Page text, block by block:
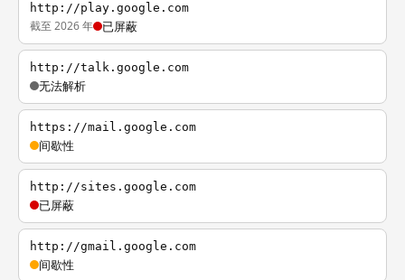
http://play.google.com
截至 2026 年 已屏蔽
http://talk.google.com
无法解析
https://mail.google.com
间歇性
http://sites.google.com
已屏蔽
http://gmail.google.com
间歇性